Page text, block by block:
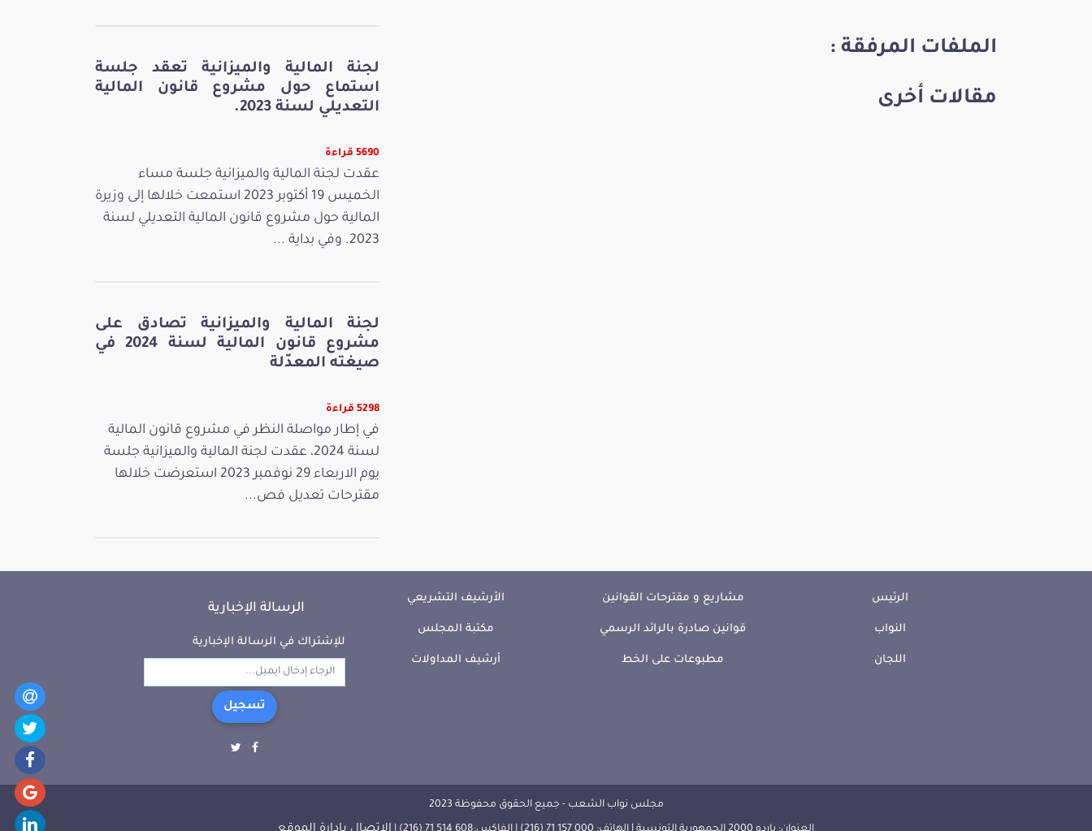
الملفات المرفقة :
مقالات أخرى
لجنة المالية والميزانية تعقد جلسة
استماع حول مشروع قانون المالية
التعديلي لسنة 2023.
5690 قراءة
عقدت لجنة المالية والميزانية جلسة مساء
الخميس 19 أكتوبر 2023 استمعت خلالها إلى وزيرة
المالية حول مشروع قانون المالية التعديلي لسنة
2023. وفي بداية ...
لجنة المالية والميزانية تصادق على
مشروع قانون المالية لسنة 2024 في
صيغته المعدّلة
5298 قراءة
في إطار مواصلة النظر في مشروع قانون المالية
لسنة 2024، عقدت لجنة المالية والميزانية جلسة
يوم الاربعاء 29 نوفمبر 2023 استعرضت خلالها
مقترحات تعديل فص...
الرئيس
النواب
اللجان
مشاريع و مقترحات القوانين
قوانين صادرة بالرائد الرسمي
مطبوعات على الخط
الأرشيف التشريعي
مكتبة المجلس
أرشيف المداولات
الرسالة الإخبارية
للإشتراك في الرسالة الإخبارية
تسجيل
مجلس نواب الشعب - جميع الحقوق محفوظة 2023